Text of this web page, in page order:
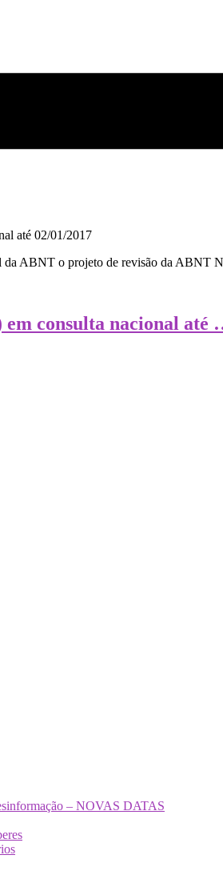
da ABNT o projeto de revisão da
em consulta nacional até
– NOVAS DATAS